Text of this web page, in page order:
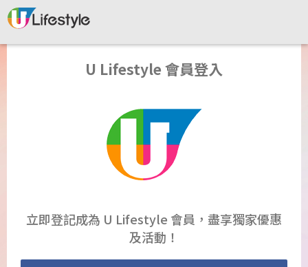
U Lifestyle 會員登入
立即登記成為 U Lifestyle 會員，盡享獨家優惠
及活動！